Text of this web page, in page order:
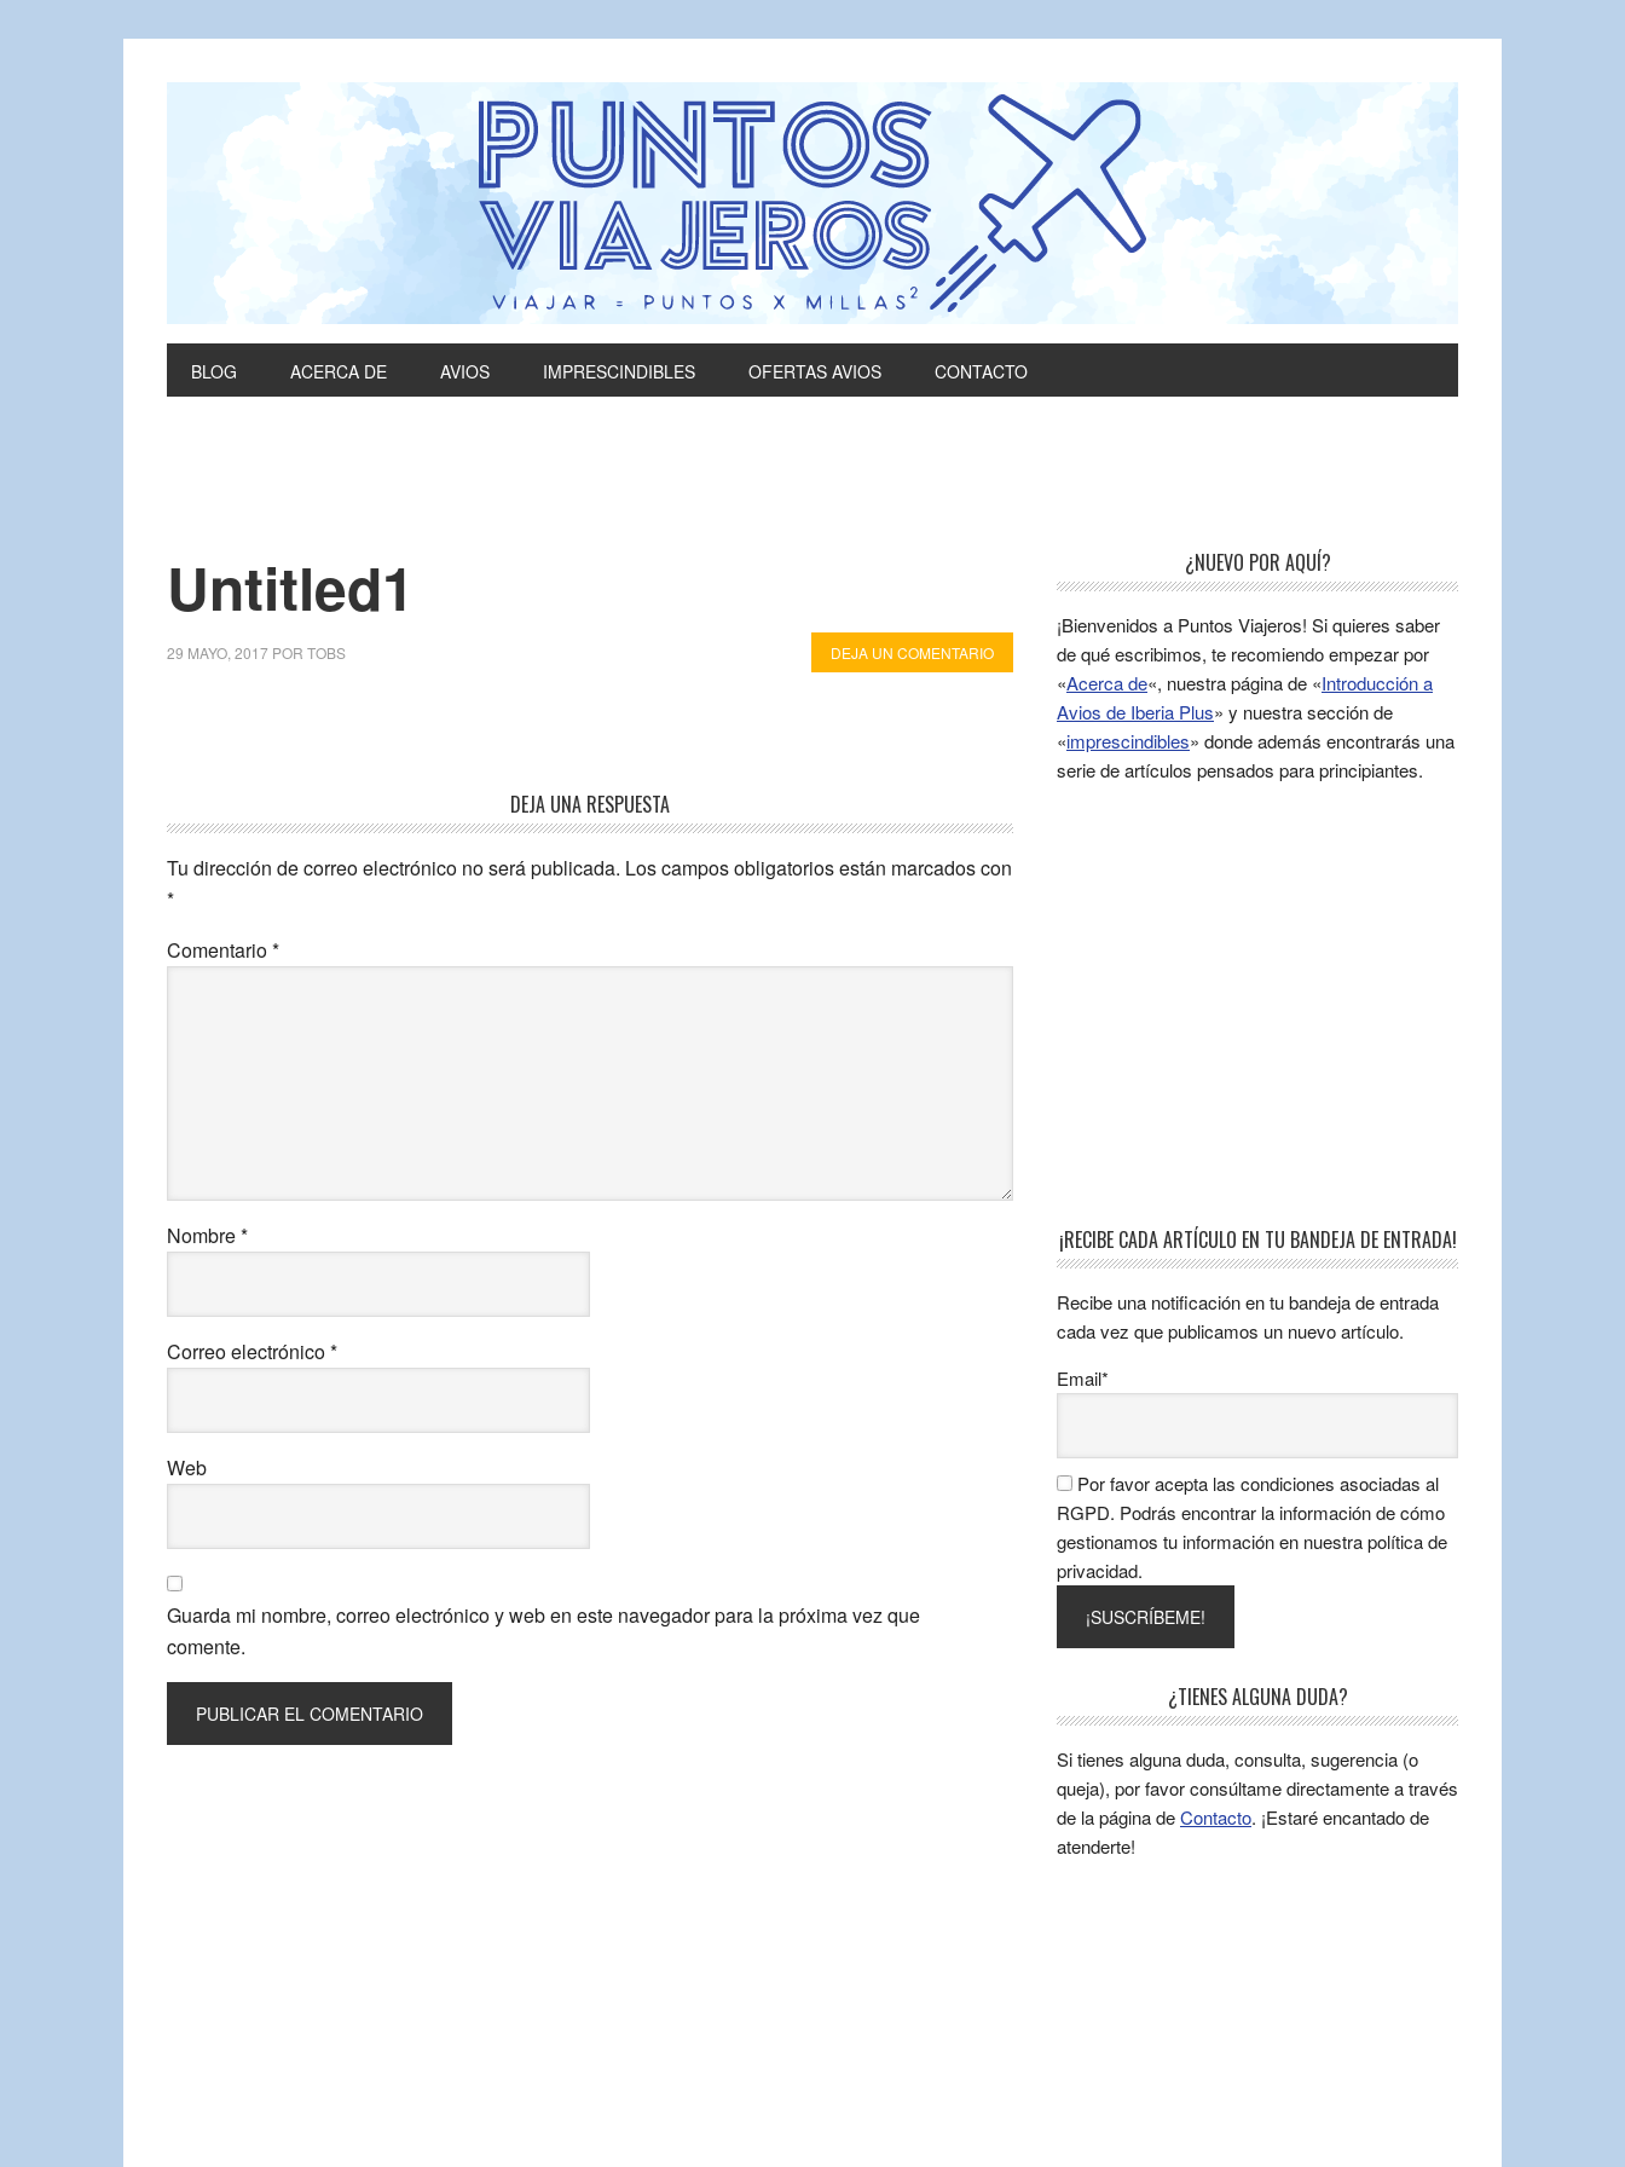
BLOG ACERCA DE AVIOS IMPRESCINDIBLES OFERTAS AVIOS CONTACTO
Untitled1
29 MAYO, 2017 POR TOBS DEJA UN COMENTARIO
DEJA UNA RESPUESTA
Tu dirección de correo electrónico no será publicada. Los campos obligatorios están marcados con
*
Comentario*
Nombre*
Correo electrónico*
Web
Guarda mi nombre, correo electrónico y web en este navegador para la próxima vez que
comente.
¿NUEVO POR AQUÍ?
¡Bienvenidos a Puntos Viajeros! Si quieres saber
de qué escribimos, te recomiendo empezar por
«Acerca de«, nuestra página de «Introducción a
Avios de Iberia Plus» y nuestra sección de
«imprescindibles» donde además encontrarás una
serie de artículos pensados para principiantes.
¡RECIBE CADA ARTÍCULO EN TU BANDEJA DE ENTRADA!
Recibe una notificación en tu bandeja de entrada
cada vez que publicamos un nuevo artículo.
Email*
Por favor acepta las condiciones asociadas al
RGPD. Podrás encontrar la información de cómo
gestionamos tu información en nuestra política de
privacidad.
¿TIENES ALGUNA DUDA?
Si tienes alguna duda, consulta, sugerencia (o
queja), por favor consúltame directamente a través
de la página deContacto. ¡Estaré encantado de
atenderte!